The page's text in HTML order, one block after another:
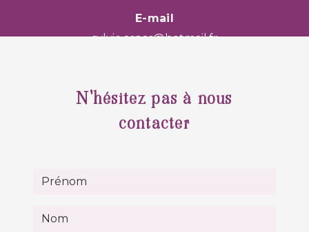
E-mail
sylvie.aspas@hotmail.fr
N'hésitez pas à nous
contacter